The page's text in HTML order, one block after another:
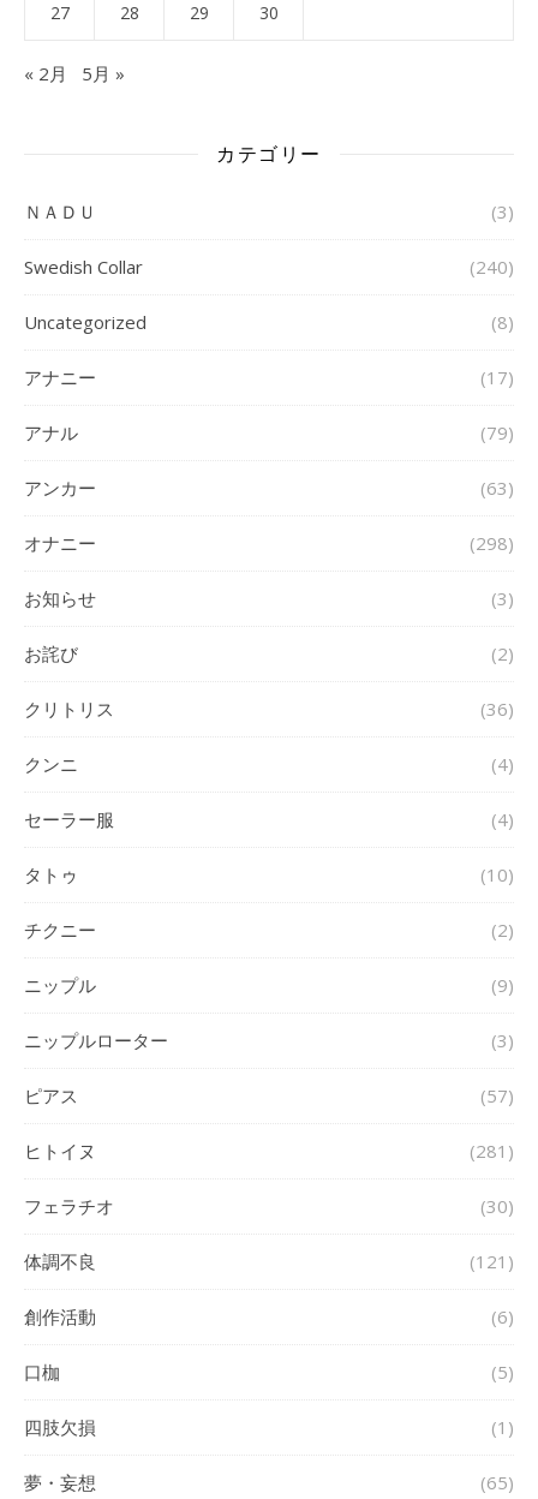
27 28 29 30
« 2月 5月 »
カテゴリー
ＮＡＤＵ (3)
Swedish Collar (240)
Uncategorized (8)
アナニー (17)
アナル (79)
アンカー (63)
オナニー (298)
お知らせ (3)
お詫び (2)
クリトリス (36)
クンニ (4)
セーラー服 (4)
タトゥ (10)
チクニー (2)
ニップル (9)
ニップルローター (3)
ピアス (57)
ヒトイヌ (281)
フェラチオ (30)
体調不良 (121)
創作活動 (6)
口枷 (5)
四肢欠損 (1)
夢・妄想 (65)